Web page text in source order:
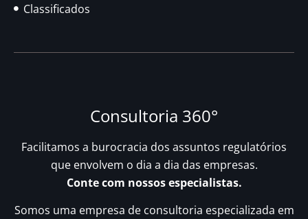
Classificados
Consultoria 360°
Facilitamos a burocracia dos assuntos regulatórios
que envolvem o dia a dia das empresas.
Conte com nossos especialistas.
Somos uma empresa de consultoria especializada em